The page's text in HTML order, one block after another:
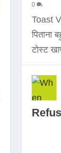
0
Toast
पिताना
टोस्ट